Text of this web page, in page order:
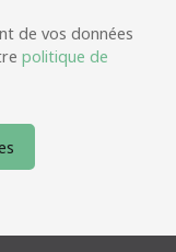
de vos données
politique de